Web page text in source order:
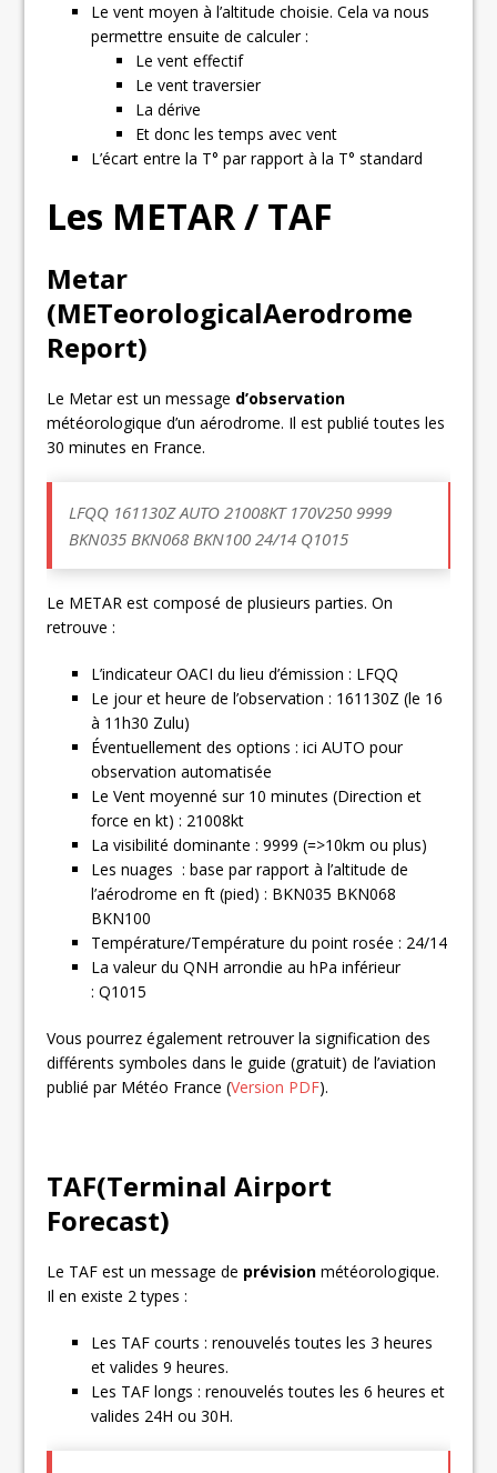
Le vent moyen à l’altitude choisie. Cela va nous
permettre ensuite de calculer :
Le vent effectif
Le vent traversier
La dérive
Et donc les temps avec vent
L’écart entre la T° par rapport à la T° standard
Les METAR / TAF
Metar
(METeorologicalAerodrome
Report)
Le Metar est un message d’observation
météorologique d’un aérodrome. Il est publié toutes les
30 minutes en France.
LFQQ 161130Z AUTO 21008KT 170V250 9999
BKN035 BKN068 BKN10024/14 Q1015
Le METAR est composé de plusieurs parties. On
retrouve :
L’indicateur OACI du lieu d’émission : LFQQ
Le jour et heure de l’observation : 161130Z (le 16
à 11h30 Zulu)
Éventuellement des options : ici AUTO pour
observation automatisée
Le Vent moyenné sur 10 minutes (Direction et
force en kt) : 21008kt
La visibilité dominante : 9999 (=>10km ou plus)
Les nuages : base par rapport à l’altitude de
l’aérodrome en ft (pied) : BKN035 BKN068
BKN100
Température/Température du point rosée : 24/14
La valeur du QNH arrondie au hPa inférieur
: Q1015
Vous pourrez également retrouver la signification des
différents symboles dans le guide (gratuit) de l’aviation
publié par Météo France (Version PDF).
TAF(Terminal Airport
Forecast)
Le TAF est un message de prévisionmétéorologique.
Il en existe 2 types :
Les TAF courts : renouvelés toutes les 3 heures
et valides 9 heures.
Les TAF longs : renouvelés toutes les 6 heures et
valides 24H ou 30H.